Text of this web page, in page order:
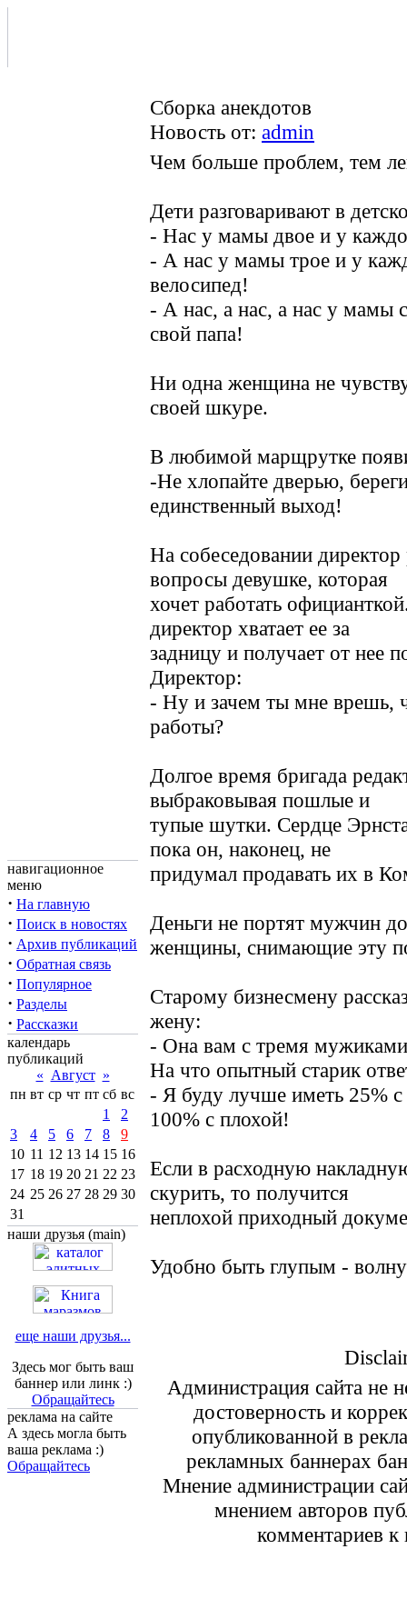
навигационное
меню
· На главную
· Поиск в новостях
· Архив публикаций
· Обратная связь
· Популярное
· Разделы
· Рассказки
календарь
публикаций
« Август »
пн вт ср чт пт сб вс
1
2
3
4 5 6 7 8
9
10 11 12 13 14 15 16
17 18 19 20 21 22 23
24 25 26 27 28 29 30
31
наши друзья (main)
еще наши друзья...
Здесь мог быть ваш
баннер или линк :)
Обращайтесь
реклама на сайте
А здесь могла быть
ваша реклама :)
Обращайтесь
Сборка анекдотов
Новость от: admin
Чем больше проблем, тем
Дети разговаривают в
- Нас у мамы двое и у
- А нас у мамы трое и у
велосипед!
- А нас, а нас, а нас у мамы
свой папа!
Ни одна женщина не
своей шкуре.
В любимой марщрутке
-Не хлопайте дверью,
единственный выход!
На собеседовании директор
вопросы девушке, которая
хочет работать
директор хватает ее за
задницу и получает от нее
Директор:
- Ну и зачем ты мне врешь,
работы?
Долгое время бригада
выбраковывая пошлые и
тупые шутки. Сердце
пока он, наконец, не
придумал продавать их в
Деньги не портят мужчин
женщины, снимающие эту
Старому бизнесмену
жену:
- Она вам с тремя мужиками
На что опытный старик
- Я буду лучше иметь 25%
100% с плохой!
Если в расходную
скурить, то получится
неплохой приходный
Удобно быть глупым -
Администрация сайта не
достоверность и
опубликованной в
рекламных баннерах
Мнение администрации
мнением авторов
комментариев к